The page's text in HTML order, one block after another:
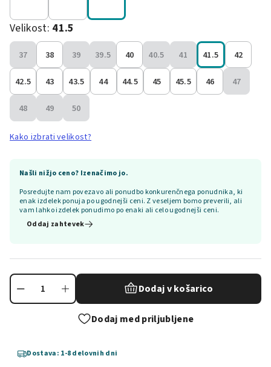
Velikost: 41.5
37 38 39 39.5 40 40.5 41 41.5 42
42.5 43 43.5 44 44.5 45 45.5 46 47
48 49 50
Kako izbrati velikost?
Našli nižjo ceno? Izenačimo jo.
Posredujte nam povezavo ali ponudbo konkurenčnega ponudnika, ki
enak izdelek ponuja po ugodnejši ceni. Z veseljem bomo preverili, ali
vam lahko izdelek ponudimo po enaki ali celo ugodnejši ceni.
Oddaj zahtevek
Dodaj v košarico
Dodaj med priljubljene
Dostava: 1-8 delovnih dni